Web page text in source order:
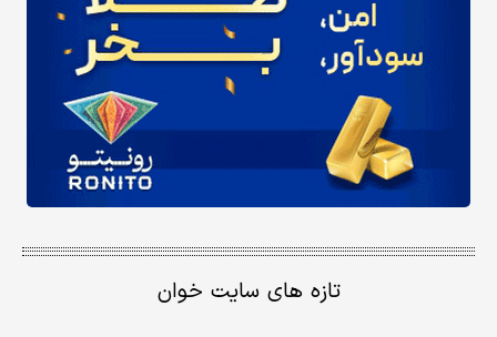
تازه های سایت خوان